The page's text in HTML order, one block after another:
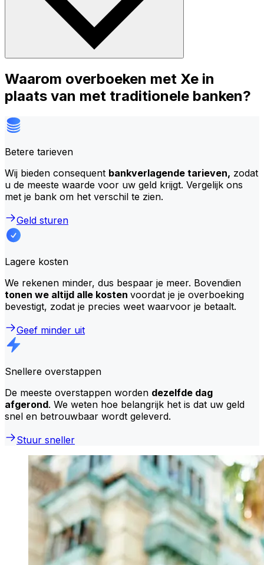
Waarom overboeken met Xe in
plaats van met traditionele banken?
Betere tarieven
Wij bieden consequent bankverlagende tarieven, zodat
u de meeste waarde voor uw geld krijgt. Vergelijk ons
met je bank om het verschil te zien.
Geld sturen
Lagere kosten
We rekenen minder, dus bespaar je meer. Bovendien
tonen we altijd alle kosten voordat je je overboeking
bevestigt, zodat je precies weet waarvoor je betaalt.
Geef minder uit
Snellere overstappen
De meeste overstappen worden dezelfde dag
afgerond. We weten hoe belangrijk het is dat uw geld
snel en betrouwbaar wordt geleverd.
Stuur sneller